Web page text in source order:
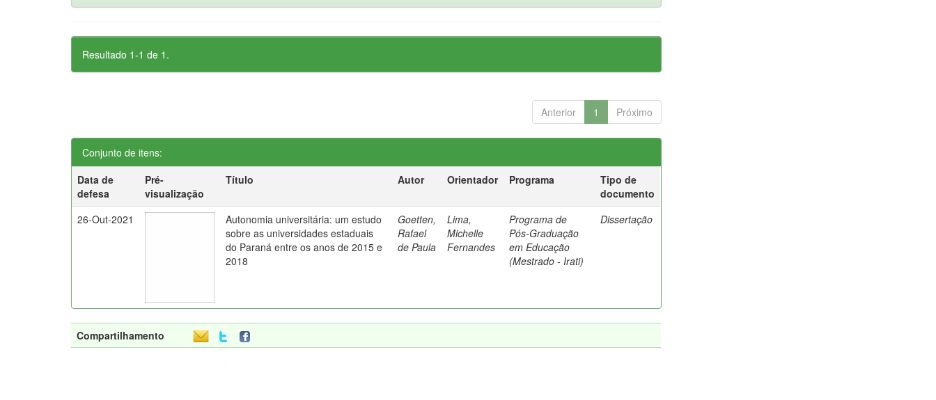
Resultado 1-1 de 1.
Anterior 1 Próximo
Conjunto de itens:
Data de
defesa
Pré-
visualização
Título Autor Orientador Programa
Tipo de
documento
26-Out-2021
Autonomia universitária: um estudo
sobre as universidades estaduais
do Paraná entre os anos de 2015 e
2018
Goetten,
Rafael
de Paula
Lima,
Michelle
Fernandes
Programa de
Pós-Graduação
em Educação
(Mestrado - Irati)
Dissertação
Compartilhamento